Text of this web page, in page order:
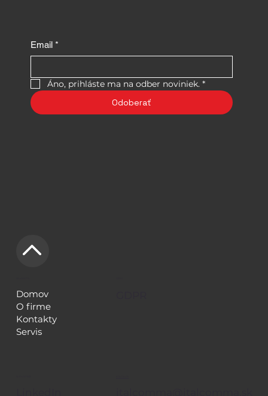
Email *
Áno, prihláste ma na odber noviniek. *
Odoberať
Domov
O firme
Kontakty
Servis